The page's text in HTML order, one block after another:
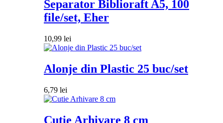
Separator Biblioraft A5, 100
file/set, Eher
10,99 lei
Alonje din Plastic 25 buc/set
6,79 lei
Cutie Arhivare 8 cm